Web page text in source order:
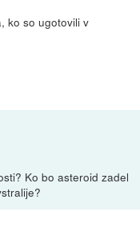
ko so ugotovili v
Ko bo asteroid zadel